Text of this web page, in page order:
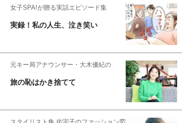
女子SPA!が贈る実話エピソード集
実録！私の人生、泣き笑い
元キー局アナウンサー・大木優紀の
旅の恥はかき捨てて